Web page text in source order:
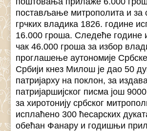
постављање митрополита и за
грчких владика 1826. године
16.000 гроша. Следеће године
чак 46.000 гроша за избор
проглашење аутономије
Србији кнез Милош је дао 50
патријарху на поклон, за
патријаршијског писма још
за хиротонију србског
исплаћено 300 ћесарских
обећан Фанару и годишњи